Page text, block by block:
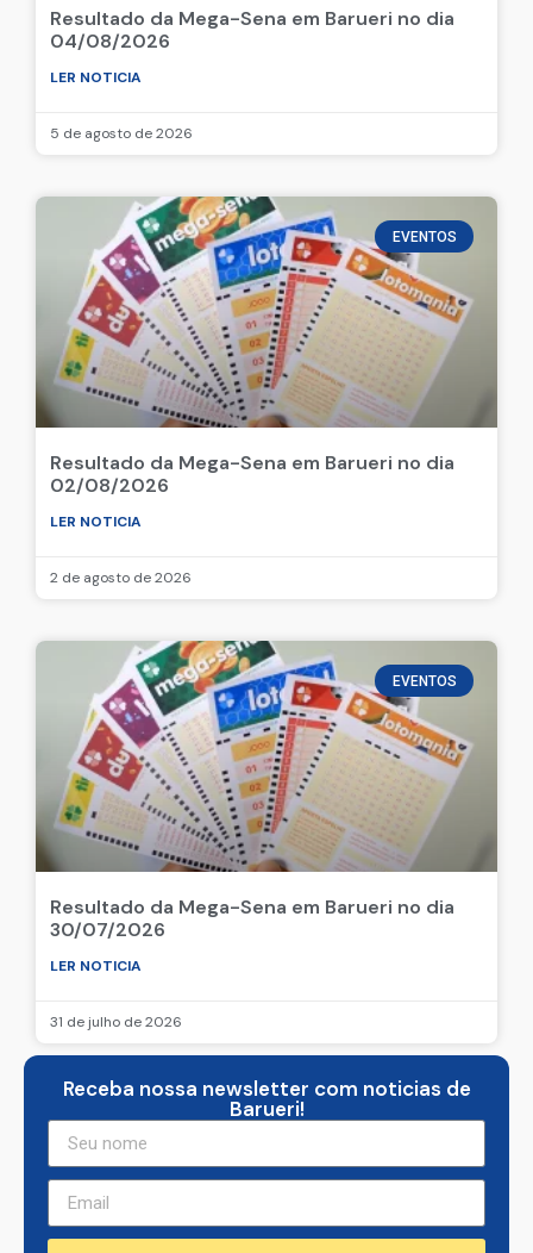
Resultado da Mega-Sena em Barueri no dia
04/08/2026
LER NOTICIA
5 de agosto de 2026
EVENTOS
Resultado da Mega-Sena em Barueri no dia
02/08/2026
LER NOTICIA
2 de agosto de 2026
EVENTOS
Resultado da Mega-Sena em Barueri no dia
30/07/2026
LER NOTICIA
31 de julho de 2026
Receba nossa newsletter com noticias de
Barueri!